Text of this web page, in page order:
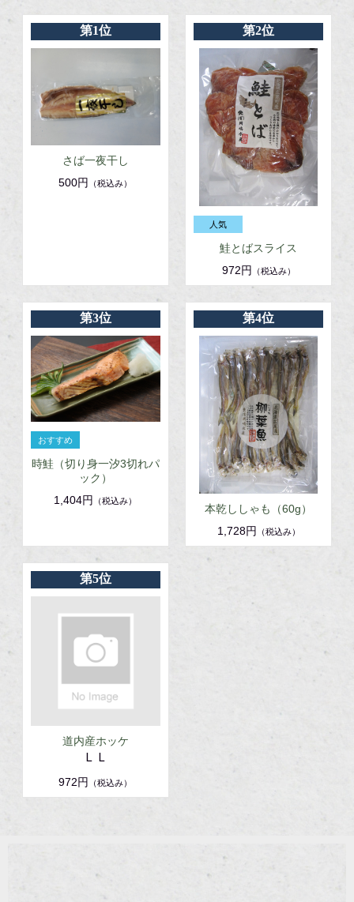
第1位
さば一夜干し
500円
（税込み）
第2位
鮭とばスライス
972円
（税込み）
第3位
時鮭（切り身一汐3切れパ
ック）
1,404円
（税込み）
第4位
本乾ししゃも（60g）
1,728円
（税込み）
第5位
道内産ホッケ
ＬＬ
972円 （税込み）